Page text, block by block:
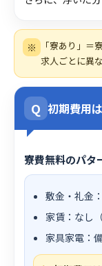
※
「寮あり」＝
求人ごとに異な
Q 初期費用
寮費無料のパタ
敷金・礼金
家賃：なし
家具家電：